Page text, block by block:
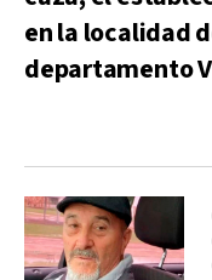
en la localidad
departamento